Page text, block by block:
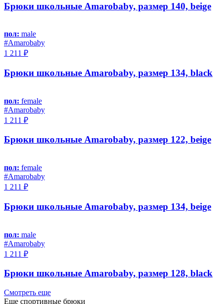
Брюки школьные Amarobaby, размер 140, beige
пол: male
#Amarobaby
1 211 ₽
Брюки школьные Amarobaby, размер 134, black
пол: female
#Amarobaby
1 211 ₽
Брюки школьные Amarobaby, размер 122, beige
пол: female
#Amarobaby
1 211 ₽
Брюки школьные Amarobaby, размер 134, beige
пол: male
#Amarobaby
1 211 ₽
Брюки школьные Amarobaby, размер 128, black
Смотреть еще
Еще спортивные брюки